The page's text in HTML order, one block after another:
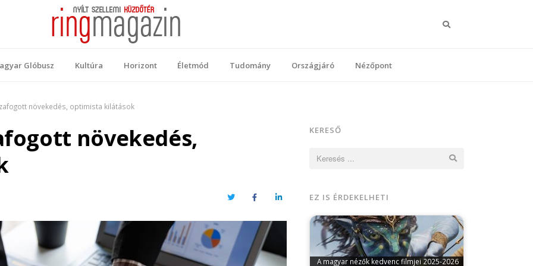
Glóbusz Kultúra Horizont Életmód Tudomány Országjáró Nézőpont
növekedés, optimista kilátások
növekedés,
TwitterFacebookLinkedIn
KERESŐ
EZ IS ÉRDEKELHETI
A magyar nézők kedvenc filmjei 2025-2026